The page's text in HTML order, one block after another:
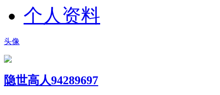
个人资料
头像
隐世高人94289697